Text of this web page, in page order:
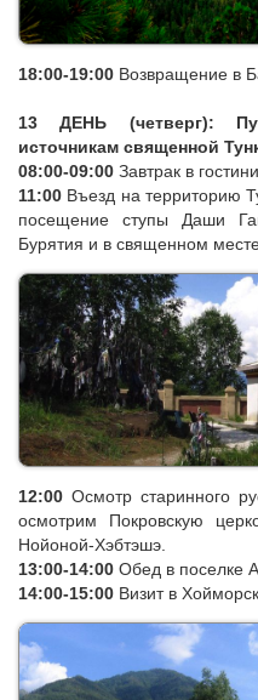
смотровой площадки.
13 ДЕНЬ (четверг):
источникам священной
08:00-09:00Завтрак в
11:00Въезд на территорию
посещение ступы Даши
Бурятия и в священном
12:00 Осмотр старинного